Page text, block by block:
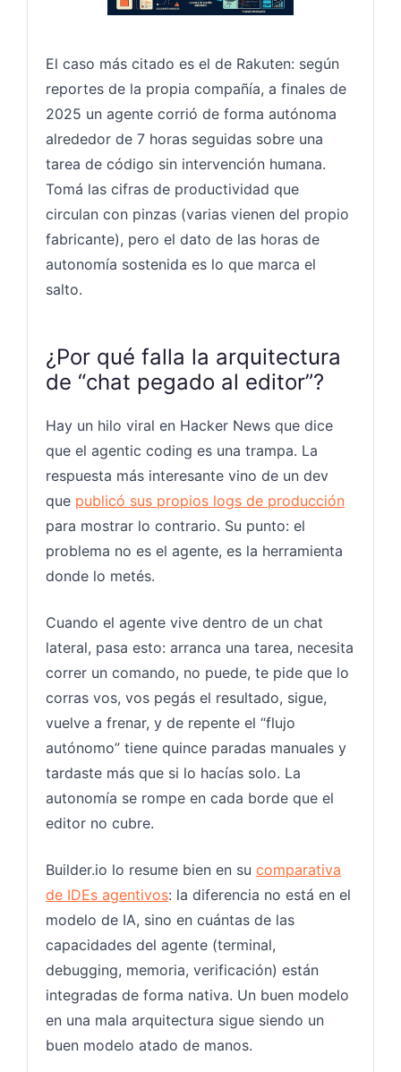
El caso más citado es el de Rakuten: según
reportes de la propia compañía, a finales de
2025 un agente corrió de forma autónoma
alrededor de 7 horas seguidas sobre una
tarea de código sin intervención humana.
Tomá las cifras de productividad que
circulan con pinzas (varias vienen del propio
fabricante), pero el dato de las horas de
autonomía sostenida es lo que marca el
salto.
¿Por qué falla la arquitectura
de “chat pegado al editor”?
Hay un hilo viral en Hacker News que dice
que el agentic coding es una trampa. La
respuesta más interesante vino de un dev
que publicó sus propios logs de producción
para mostrar lo contrario. Su punto: el
problema no es el agente, es la herramienta
donde lo metés.
Cuando el agente vive dentro de un chat
lateral, pasa esto: arranca una tarea, necesita
correr un comando, no puede, te pide que lo
corras vos, vos pegás el resultado, sigue,
vuelve a frenar, y de repente el “flujo
autónomo” tiene quince paradas manuales y
tardaste más que si lo hacías solo. La
autonomía se rompe en cada borde que el
editor no cubre.
Builder.io lo resume bien en su comparativa
de IDEs agentivos: la diferencia no está en el
modelo de IA, sino en cuántas de las
capacidades del agente (terminal,
debugging, memoria, verificación) están
integradas de forma nativa. Un buen modelo
en una mala arquitectura sigue siendo un
buen modelo atado de manos.